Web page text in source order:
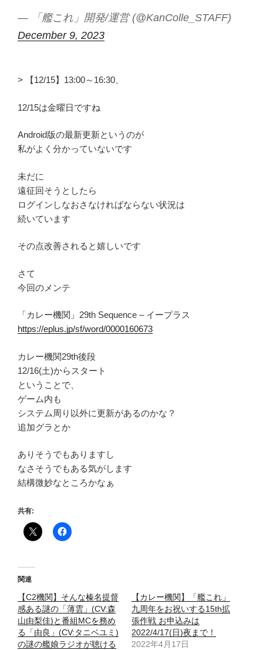
— 「艦これ」開発/運営 (@KanColle_STAFF)
December 9, 2023
> 【12/15】13:00～16:30、
12/15は金曜日ですね
Android版の最新更新というのが
私がよく分かっていないです
未だに
遠征回そうとしたら
ログインしなおさなければならない状況は
続いています
その点改善されると嬉しいです
さて
今回のメンテ
「カレー機関」29th Sequence – イープラス
https://eplus.jp/sf/word/0000160673
カレー機関29th後段
12/16(土)からスタート
ということで、
ゲーム内も
システム周り以外に更新があるのかな？
追加グラとか
ありそうでもありますし
なさそうでもある気がします
結構微妙なところかなぁ
共有:
関連
【C2機関】そんな榛名提督
感ある謎の「薄雲」(CV:森
山由梨佳)と番組MCを務め
る「由良」(CV:タニベユミ)
の謎の艦娘ラジオが聴ける
【カレー機関】「艦これ」
九周年をお祝いする15th拡
張作戦 お申込みは
2022/4/17(日)夜まで！
2022年4月17日